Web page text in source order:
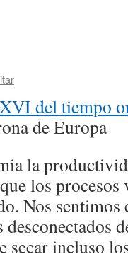
del tiempo
de Europa
la
los
Nos
desconectados
secar incluso